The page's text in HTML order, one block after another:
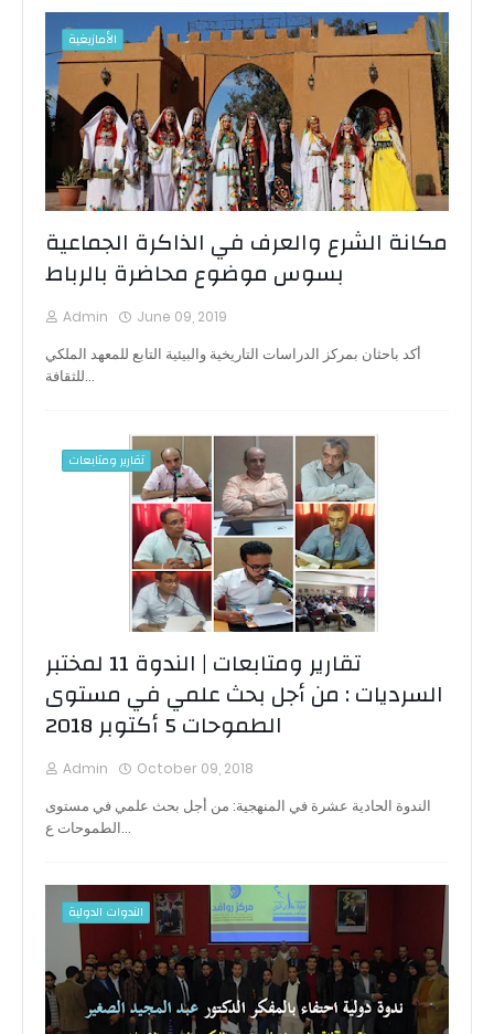
الأمازيغية
مكانة الشرع والعرف في الذاكرة الجماعية
بسوس موضوع محاضرة بالرباط
Admin June 09, 2019
أكد باحثان بمركز الدراسات التاريخية والبيئية التابع للمعهد الملكي
للثقافة…
تقارير ومتابعات
تقارير ومتابعات | الندوة 11 لمختبر
السرديات : من أجل بحث علمي في مستوى
الطموحات 5 أكتوبر 2018
Admin October 09, 2018
الندوة الحادية عشرة في المنهجية: من أجل بحث علمي في مستوى
الطموحات ع…
الندوات الدولية